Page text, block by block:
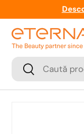
Cauta
Cauta